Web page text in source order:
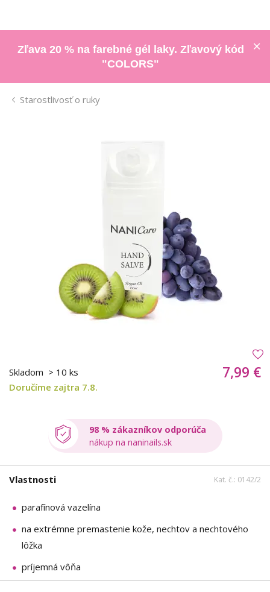
Zľava 20 % na farebné gél laky. Zľavový kód
"COLORS"
Starostlivosť o ruky
Skladom > 10 ks
Doručíme zajtra 7.8.
7,99 €
98 % zákazníkov odporúča
nákup na naninails.sk
Vlastnosti Kat. č.: 0142/2
parafínová vazelína
na extrémne premastenie kože, nechtov a nechtového
lôžka
príjemná vôňa